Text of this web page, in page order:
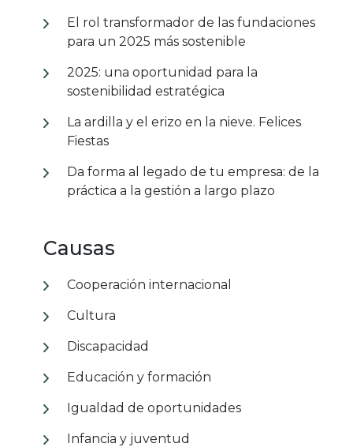
El rol transformador de las fundaciones
para un 2025 más sostenible
2025: una oportunidad para la
sostenibilidad estratégica
La ardilla y el erizo en la nieve. Felices
Fiestas
Da forma al legado de tu empresa: de la
práctica a la gestión a largo plazo
Causas
Cooperación internacional
Cultura
Discapacidad
Educación y formación
Igualdad de oportunidades
Infancia y juventud